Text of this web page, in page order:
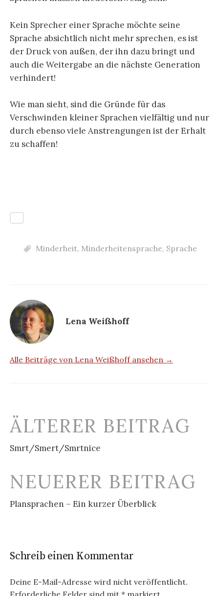
Kein Sprecher einer Sprache möchte seine
Sprache absichtlich nicht mehr sprechen, es ist
der Druck von außen, der ihn dazu bringt und
auch die Weitergabe an die nächste Generation
verhindert!
Wie man sieht, sind die Gründe für das
Verschwinden kleiner Sprachen vielfältig und nur
durch ebenso viele Anstrengungen ist der Erhalt
zu schaffen!
Minderheit, Minderheitensprache, Sprache
Lena Weißhoff
Alle Beiträge von Lena Weißhoff ansehen →
Beitrags-
ÄLTERER BEITRAG
Smrt/Smert/Smrtnice
NEUERER BEITRAG
Plansprachen – Ein kurzer Überblick
Schreib einen Kommentar
Deine E-Mail-Adresse wird nicht veröffentlicht.
Erforderliche Felder sind mit * markiert